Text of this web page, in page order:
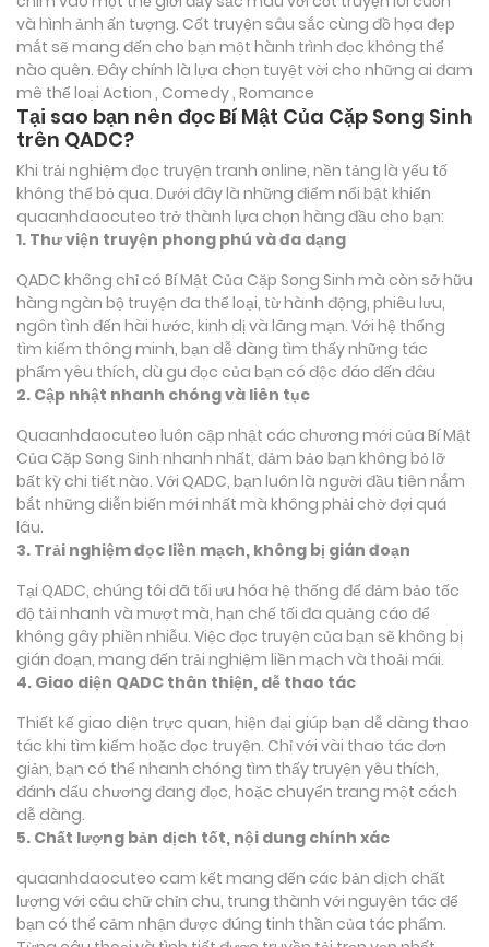
và hình ảnh ấn tượng. Cốt truyện sâu sắc cùng đồ họa đẹp
mắt sẽ mang đến cho bạn một hành trình đọc không thể
nào quên. Đây chính là lựa chọn tuyệt vời cho những ai đam
mê thể loại Action , Comedy , Romance
Tại sao bạn nên đọc Bí Mật Của Cặp Song Sinh
trên QADC?
Khi trải nghiệm đọc truyện tranh online, nền tảng là yếu tố
không thể bỏ qua. Dưới đây là những điểm nổi bật khiến
quaanhdaocuteo trở thành lựa chọn hàng đầu cho bạn:
1. Thư viện truyện phong phú và đa dạng
QADC không chỉ có Bí Mật Của Cặp Song Sinh mà còn sở hữu
hàng ngàn bộ truyện đa thể loại, từ hành động, phiêu lưu,
ngôn tình đến hài hước, kinh dị và lãng mạn. Với hệ thống
tìm kiếm thông minh, bạn dễ dàng tìm thấy những tác
phẩm yêu thích, dù gu đọc của bạn có độc đáo đến đâu
2. Cập nhật nhanh chóng và liên tục
Quaanhdaocuteo luôn cập nhật các chương mới của Bí Mật
Của Cặp Song Sinh nhanh nhất, đảm bảo bạn không bỏ lỡ
bất kỳ chi tiết nào. Với QADC, bạn luôn là người đầu tiên nắm
bắt những diễn biến mới nhất mà không phải chờ đợi quá
lâu.
3. Trải nghiệm đọc liền mạch, không bị gián đoạn
Tại QADC, chúng tôi đã tối ưu hóa hệ thống để đảm bảo tốc
độ tải nhanh và mượt mà, hạn chế tối đa quảng cáo để
không gây phiền nhiễu. Việc đọc truyện của bạn sẽ không bị
gián đoạn, mang đến trải nghiệm liền mạch và thoải mái.
4. Giao diện QADC thân thiện, dễ thao tác
Thiết kế giao diện trực quan, hiện đại giúp bạn dễ dàng thao
tác khi tìm kiếm hoặc đọc truyện. Chỉ với vài thao tác đơn
giản, bạn có thể nhanh chóng tìm thấy truyện yêu thích,
đánh dấu chương đang đọc, hoặc chuyển trang một cách
dễ dàng.
5. Chất lượng bản dịch tốt, nội dung chính xác
quaanhdaocuteo cam kết mang đến các bản dịch chất
lượng với câu chữ chỉn chu, trung thành với nguyên tác để
bạn có thể cảm nhận được đúng tinh thần của tác phẩm.